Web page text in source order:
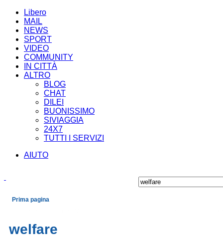
Libero
MAIL
NEWS
SPORT
VIDEO
COMMUNITY
IN CITTÀ
ALTRO
BLOG
CHAT
DILEI
BUONISSIMO
SIVIAGGIA
24X7
TUTTI I SERVIZI
AIUTO
Prima pagina
welfare